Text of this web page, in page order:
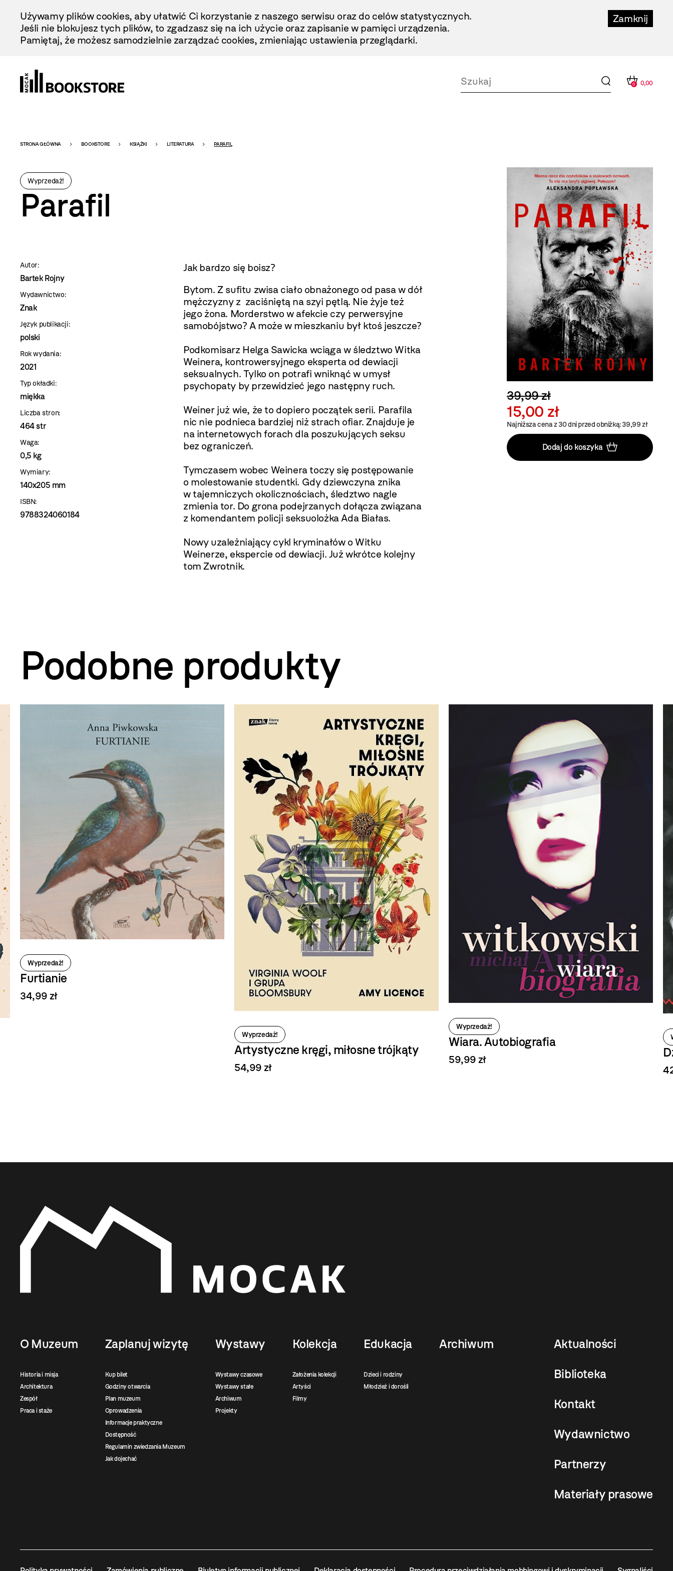
Treści
Zamknij
Używamy plików cookies, aby ułatwić Ci korzystanie z naszego serwisu oraz do celów statystycznych.
Jeśli nie blokujesz tych plików, to zgadzasz się na ich użycie oraz zapisanie w pamięci urządzenia.
Pamiętaj, że możesz samodzielnie zarządzać cookies, zmieniając ustawienia przeglądarki.
0 0,00
Bookstore
-
szablon
szczegóły
STRONA GŁÓWNA BOOKSTORE KSIĄŻKI LITERATURA PARAFIL
Wyprzedaż!
Parafil
Autor:
Bartek Rojny
Wydawnictwo:
Znak
Język publikacji:
polski
Rok wydania:
2021
Typ okładki:
miękka
Liczba stron:
464 str
Waga:
0,5 kg
Wymiary:
140x205 mm
ISBN:
9788324060184
Jak bardzo się boisz?
Bytom. Z sufitu zwisa ciało obnażonego od pasa w dół
mężczyzny z zaciśniętą na szyi pętlą. Nie żyje też
jego żona. Morderstwo w afekcie czy perwersyjne
samobójstwo? A może w mieszkaniu był ktoś jeszcze?
Podkomisarz Helga Sawicka wciąga w śledztwo Witka
Weinera, kontrowersyjnego eksperta od dewiacji
seksualnych. Tylko on potrafi wniknąć w umysł
psychopaty by przewidzieć jego następny ruch.
Weiner już wie, że to dopiero początek serii. Parafila
nic nie podnieca bardziej niż strach ofiar. Znajduje je
na internetowych forach dla poszukujących seksu
bez ograniczeń.
Tymczasem wobec Weinera toczy się postępowanie
o molestowanie studentki. Gdy dziewczyna znika
w tajemniczych okolicznościach, śledztwo nagle
zmienia tor. Do grona podejrzanych dołącza związana
z komendantem policji seksuolożka Ada Białas.
Nowy uzależniający cykl kryminałów o Witku
Weinerze, ekspercie od dewiacji. Już wkrótce kolejny
tom Zwrotnik.
39,99 zł
15,00 zł
Najniższa cena z 30 dni przed obniżką: 39,99 zł
Dodaj do koszyka
Podobne produkty
Wyprzedaż!
Furtianie
34,99 zł
Wyprzedaż!
Artystyczne kręgi, miłosne trójkąty
54,99 zł
Wyprzedaż!
Wiara. Autobiografia
59,99 zł
O Muzeum
Historia i misja
Architektura
Zespół
Praca i staże
Zaplanuj wizytę
Kup bilet
Godziny otwarcia
Plan muzeum
Oprowadzenia
Informacje praktyczne
Dostępność
Regulamin zwiedzania Muzeum
Jak dojechać
Wystawy
Wystawy czasowe
Wystawy stałe
Archiwum
Projekty
Kolekcja
Założenia kolekcji
Artyści
Filmy
Edukacja
Dzieci i rodziny
Młodzież i dorośli
Archiwum Aktualności
Biblioteka
Kontakt
Wydawnictwo
Partnerzy
Materiały prasowe